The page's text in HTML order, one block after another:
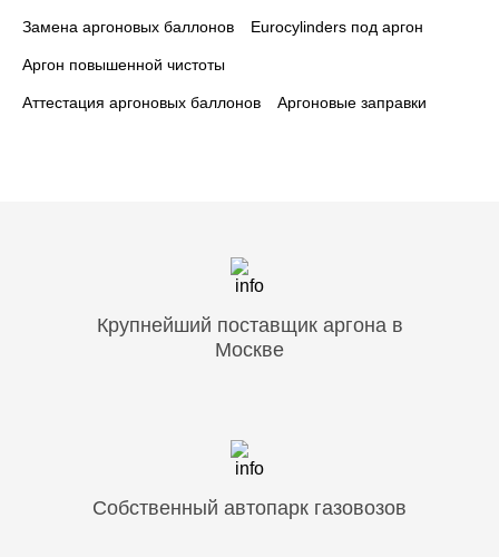
Замена аргоновых баллонов Eurocylinders под аргон
Аргон повышенной чистоты
Аттестация аргоновых баллонов Аргоновые заправки
Крупнейший поставщик аргона в
Москве
Собственный автопарк газовозов